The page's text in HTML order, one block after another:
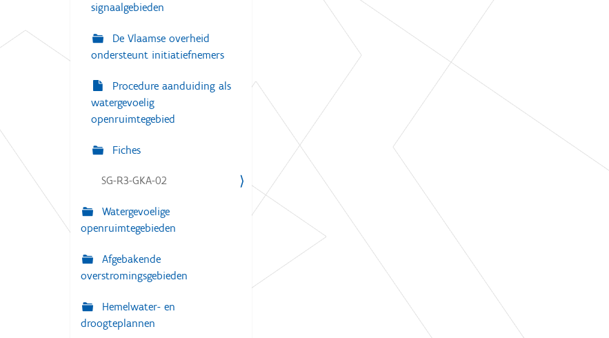
signaalgebieden
De Vlaamse overheid
ondersteunt initiatiefnemers
Procedure aanduiding als
watergevoelig
openruimtegebied
Fiches
SG-R3-GKA-02
Watergevoelige
openruimtegebieden
Afgebakende
overstromingsgebieden
Hemelwater- en
droogteplannen